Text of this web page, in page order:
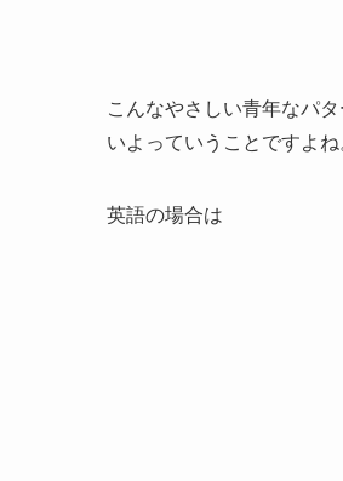
こんなやさしい青年なパ
いよっていうことですよね
英語の場合は